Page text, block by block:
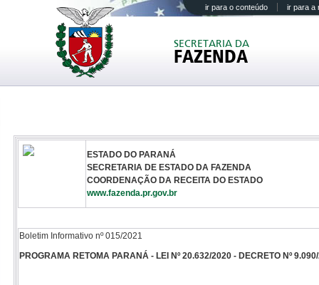
ir para o conteúdo ir para a
SECRETARIA DA
FAZENDA
ESTADO DO PARANÁ
SECRETARIA DE ESTADO DA FAZENDA
COORDENAÇÃO DA RECEITA DO ESTADO
www.fazenda.pr.gov.br
Boletim Informativo nº 015/2021
PROGRAMA RETOMA PARANÁ - LEI Nº 20.632/2020 - DECRETO Nº